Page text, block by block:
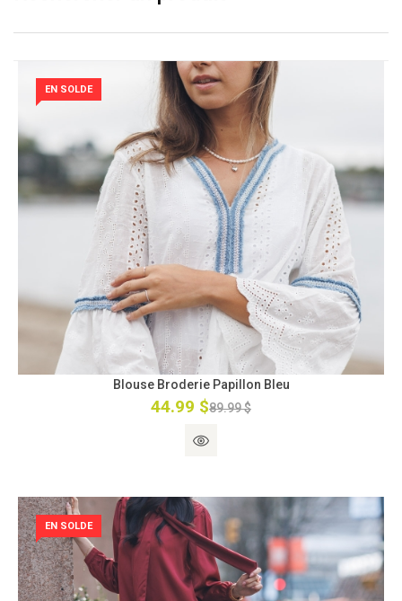
EN SOLDE
Blouse Broderie Papillon Bleu
44.99 $89.99 $
EN SOLDE